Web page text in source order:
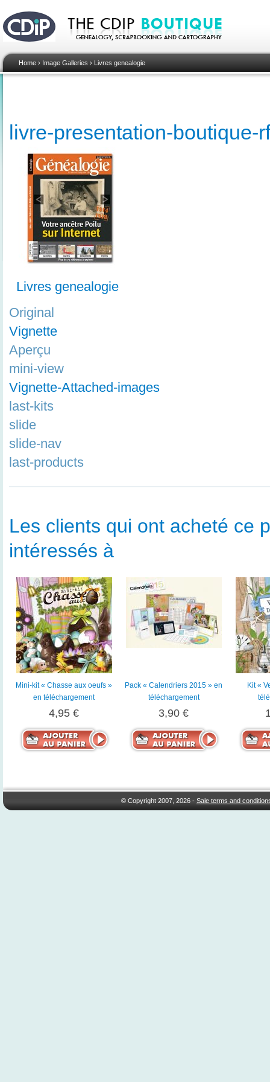
Home › Image Galleries › Livres genealogie
livre-presentation-boutique-
Livres genealogie
Original
Vignette
Aperçu
mini-view
Vignette-Attached-images
last-kits
slide
slide-nav
last-products
Les clients qui ont acheté ce
intéressés à
Mini-kit « Chasse aux oeufs »
en téléchargement
4,95 €
Pack « Calendriers 2015 » en
téléchargement
3,90 €
Kit «
© Copyright 2007, 2026 -Sale terms and